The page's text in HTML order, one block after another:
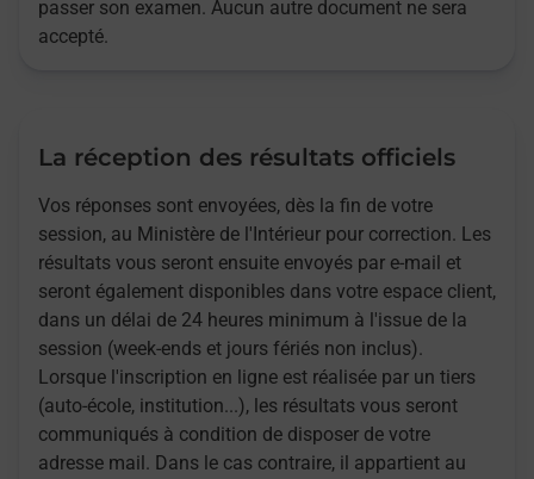
passer son examen. Aucun autre document ne sera
accepté.
La réception des résultats officiels
Vos réponses sont envoyées, dès la fin de votre
session, au Ministère de l'Intérieur pour correction. Les
résultats vous seront ensuite envoyés par e-mail et
seront également disponibles dans votre espace client,
dans un délai de 24 heures minimum à l'issue de la
session (week-ends et jours fériés non inclus).
Lorsque l'inscription en ligne est réalisée par un tiers
(auto-école, institution...), les résultats vous seront
communiqués à condition de disposer de votre
adresse mail. Dans le cas contraire, il appartient au